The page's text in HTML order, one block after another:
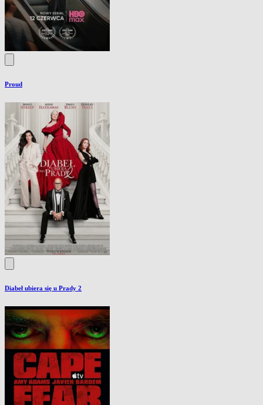
Proud
Diabeł ubiera się u Prady 2